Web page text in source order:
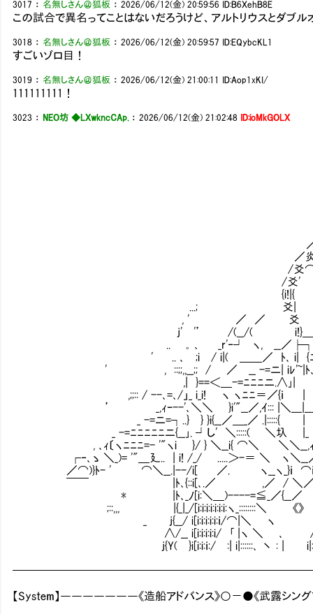
3017 ： 名無しさん＠狐板 ：2026/06/12(金) 20:59:56 ID:B6XehB8E
この試合で異名ってことはないだろうけど、アルトリウスとダブ
3018 ： 名無しさん＠狐板 ：2026/06/12(金) 20:59:57 ID:EQybcKL1
すごいゾロ目！
3019 ： 名無しさん＠狐板 ：2026/06/12(金) 21:00:11 ID:Aop1xKI/
111111111！
3023 ： NEO坊 ◆LXwkncCAp. ：2026/06/12(金) 21:02:48 ID:ioMkGOLX
／⌒⌒ ＿＿_..｡ｎⅷ晨
／炎㌍*･'”￣￣￣￣
/爻⌒ ＿／￣_ -
/爻' ＿／￣_ -=
{i!|{ ＿／￣_ -=ﾆニ
...; 爻| ＿／￣_ -=ﾆニﾆ
, ' ／ ／ 爻 .＿／￣_ -=ﾆ
j' '’ /(__/( i!}＿／￣-=ﾆﾆ
.. ｡ ､ _r'‐┘ ヽ, __／├┐=
' .. ､ ;i / i|( ＿＿／ ﾄ､ i| {ﾆ=jﾆ=＿／
' , ::;;,,__;; / ／ __ -=ニ| iﾚ'~|ﾄ､/i|／
,| }==＜＿-=ﾆﾆﾆニ.∧｣| L｣,三
,;;:: / --､=､/」_ i_i! ヽ ヽﾆﾆ＝／{ｉ
’ _,ｨｰ--'､＼＼ }i'"__／,ｲ::: |＼
_ -=ニ=┐..} } }i{__／＿_／ .|:::::{ |
_ -=ﾆﾆﾆﾆﾆニ{__｣. ┘し' ＼:::::( ＼圦 |_ ,ｨ
, ､ｨ〔ヽﾆﾆﾆ=- '"ヽi }/ } ＼__i{ ⌒＼ ＼＼__,
┌‐､ゝ ＼_)= '"＿廴.. | i! /_/ .....＞-＝ ＼ ヽ＼__／ '
／⌒)}ﾄ- ' ⌒＼__.|--/i[ ／. ヽ__ヽ_}ｉ ⌒ｉ／:ｉ:
￣￣ |ﾄ､{::i[､.／ ,／ / ＼／ ⌒＼[/|⌒Y⌒
* |ﾄ､_ﾉ[i:＼＿)----=≦_／{__／ /::::}i(⌒
;::,,, |{_|_/[i:i:i:i:i:i:i:ヽ_::::::::＼ 《》 ':::::::}i
_ j{__/ i[i:i:i:i:i:ｉ/⌒|＼ ヽ ／
∧/__ i[i:i:i:i:i/ ｢ |ヽ ＼ ､ /::::::::: /￣
j{Y( }i[i:i:ｉ:/ :| i|::::::､ 丶 : |
【System】―――――――《造船アドバンス》○－●《武露シング